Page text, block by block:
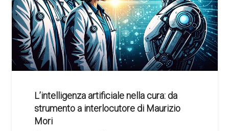
L’intelligenza artificiale nella cura: da
strumento a interlocutore di Maurizio
Mori